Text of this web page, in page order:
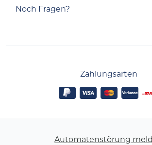
Noch Fragen?
Zahlungsarten
Automatenstörung